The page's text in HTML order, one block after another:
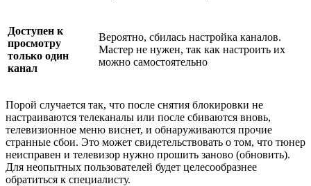
Доступен к
просмотру
только один
канал
Вероятно, сбилась настройка каналов.
Мастер не нужен, так как настроить их
можно самостоятельно
Порой случается так, что после снятия блокировки не
настраиваются телеканалы или после сбиваются вновь,
телевизионное меню виснет, и обнаруживаются прочие
странные сбои. Это может свидетельствовать о том, что тюнер
неисправен и телевизор нужно прошить заново (обновить).
Для неопытных пользователей будет целесообразнее
обратиться к специалисту.